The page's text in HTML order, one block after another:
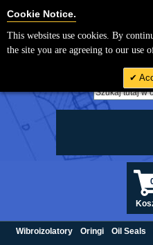
Wibroizolatory Oringi Oil Seals
Cookie Notice.
This websites use cookies. By
the site you are agreeing to our use
Cookie Settings